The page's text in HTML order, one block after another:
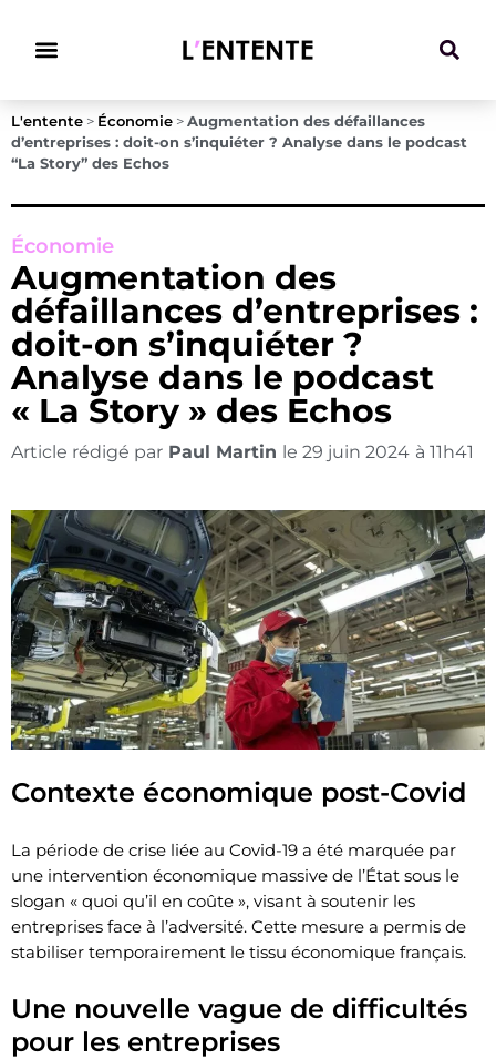
L'entente > Économie > Augmentation des défaillances
d’entreprises : doit-on s’inquiéter ? Analyse dans le podcast
“La Story” des Echos
Économie
Augmentation des
défaillances d’entreprises :
doit-on s’inquiéter ?
Analyse dans le podcast
« La Story » des Echos
Article rédigé par Paul Martin le 29 juin 2024 à 11h41
Contexte économique post-Covid
La période de crise liée au Covid-19 a été marquée par
une intervention économique massive de l’État sous le
slogan « quoi qu’il en coûte », visant à soutenir les
entreprises face à l’adversité. Cette mesure a permis de
stabiliser temporairement le tissu économique français.
Une nouvelle vague de difficultés
pour les entreprises